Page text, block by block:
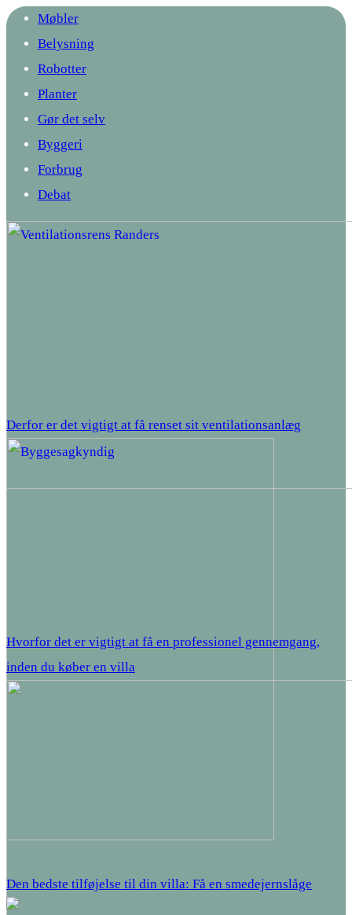
Møbler
Belysning
Robotter
Planter
Gør det selv
Byggeri
Forbrug
Debat
Derfor er det vigtigt at få renset sit ventilationsanlæg
Hvorfor det er vigtigt at få en professionel gennemgang,
inden du køber en villa
Den bedste tilføjelse til din villa: Få en smedejernslåge